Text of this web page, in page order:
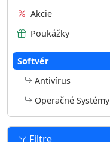
Akcie
Poukážky
Softvér
Antivírus
Operačné Systémy
Filtre